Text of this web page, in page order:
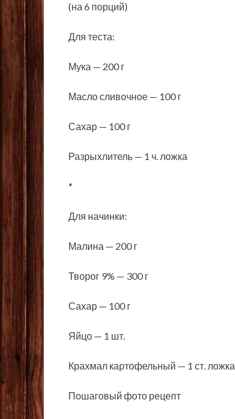
(на 6 порций)
Для теста:
Мука — 200 г
Масло сливочное — 100 г
Сахар — 100 г
Разрыхлитель — 1 ч. ложка
*
Для начинки:
Малина — 200 г
Творог 9% — 300 г
Сахар — 100 г
Яйцо — 1 шт.
Крахмал картофельный — 1 ст. ложка
Пошаговый фото рецепт